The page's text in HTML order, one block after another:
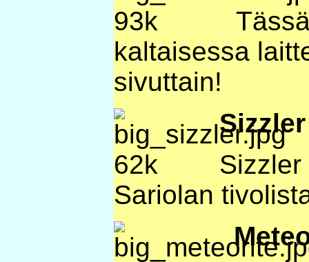
kaltaisessa
sivuttain!
Sizzler
Sariolan